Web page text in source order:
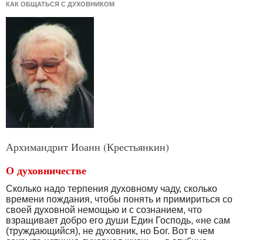
КАК ОБЩАТЬСЯ С ДУХОВНИКОМ
Архимандрит Иоанн (Крестьянкин)
О духовничестве
Сколько надо терпения духовному чаду, сколько
времени пождания, чтобы понять и примириться со
своей духовной немощью и с сознанием, что
взращивает добро его души Един Господь, «не сам
(труждающийся), не духовник, но Бог. Вот в чем